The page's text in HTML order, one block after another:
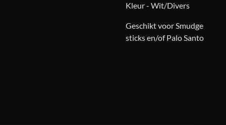
Kleur - Wit/Divers
Geschikt voor Smudge
sticks en/of Palo Santo